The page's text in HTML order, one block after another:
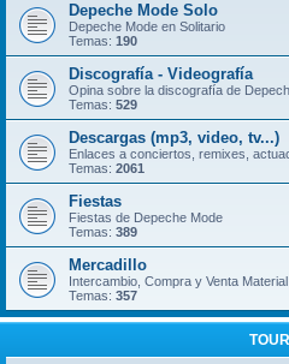
Depeche Mode Solo
Depeche Mode en Solitario
Temas: 190
Discografía - Videografía
Opina sobre la discografía de
Temas: 529
Descargas (mp3, video, tv...)
Enlaces a conciertos, remixes,
Temas: 2061
Fiestas
Fiestas de Depeche Mode
Temas: 389
Mercadillo
Intercambio, Compra y Venta
Temas: 357
TOUR